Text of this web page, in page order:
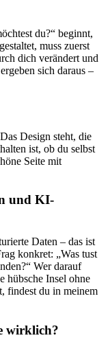
read
du?“ beginnt,
muss zuerst
dich verändert und
sich daraus –
Design steht, die
ist, ob du selbst
Seite mit
und KI-
Daten – das ist
konkret: „Was tust
Wer darauf
hübsche Insel ohne
findest du in meinem
wirklich?